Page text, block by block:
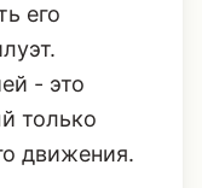
его
- это
только
движения.